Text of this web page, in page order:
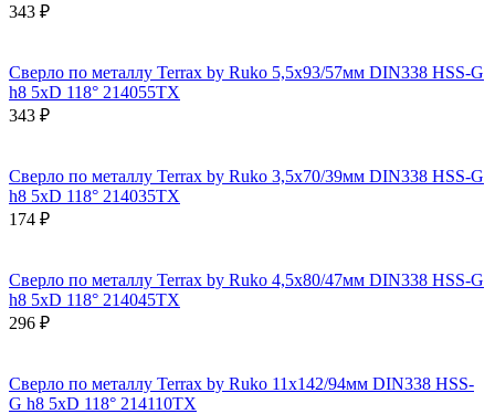
343 ₽
Сверло по металлу Terrax by Ruko 5,5x93/57мм DIN338 HSS-G
h8 5xD 118° 214055TX
343 ₽
Сверло по металлу Terrax by Ruko 3,5x70/39мм DIN338 HSS-G
h8 5xD 118° 214035TX
174 ₽
Сверло по металлу Terrax by Ruko 4,5x80/47мм DIN338 HSS-G
h8 5xD 118° 214045TX
296 ₽
Сверло по металлу Terrax by Ruko 11x142/94мм DIN338 HSS-
G h8 5xD 118° 214110TX